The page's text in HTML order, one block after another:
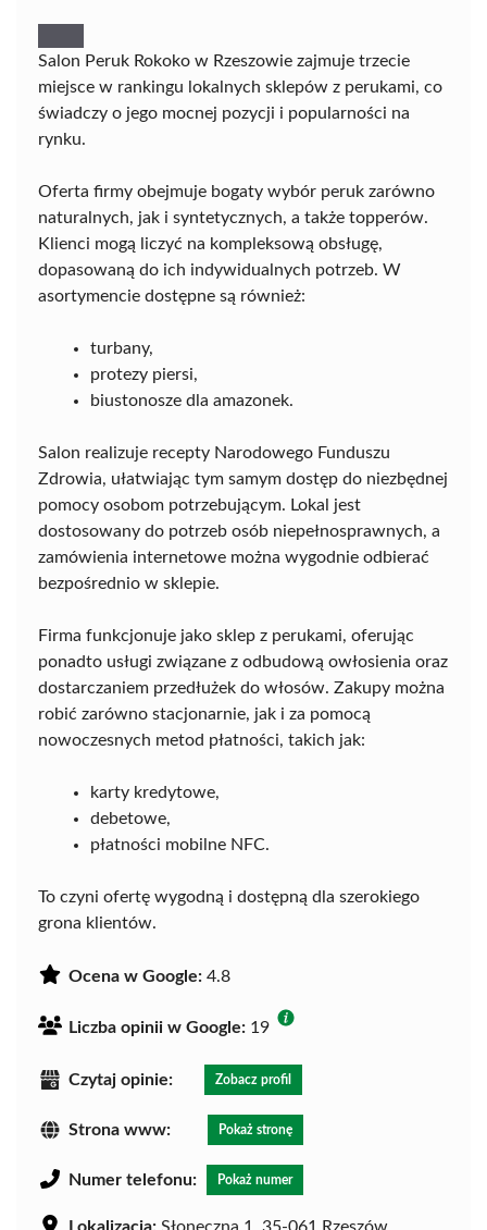
Salon Peruk Rokoko w Rzeszowie zajmuje trzecie
miejsce w rankingu lokalnych sklepów z perukami, co
świadczy o jego mocnej pozycji i popularności na
rynku.
Oferta firmy obejmuje bogaty wybór peruk zarówno
naturalnych, jak i syntetycznych, a także topperów.
Klienci mogą liczyć na kompleksową obsługę,
dopasowaną do ich indywidualnych potrzeb. W
asortymencie dostępne są również:
turbany,
protezy piersi,
biustonosze dla amazonek.
Salon realizuje recepty Narodowego Funduszu
Zdrowia, ułatwiając tym samym dostęp do niezbędnej
pomocy osobom potrzebującym. Lokal jest
dostosowany do potrzeb osób niepełnosprawnych, a
zamówienia internetowe można wygodnie odbierać
bezpośrednio w sklepie.
Firma funkcjonuje jako sklep z perukami, oferując
ponadto usługi związane z odbudową owłosienia oraz
dostarczaniem przedłużek do włosów. Zakupy można
robić zarówno stacjonarnie, jak i za pomocą
nowoczesnych metod płatności, takich jak:
karty kredytowe,
debetowe,
płatności mobilne NFC.
To czyni ofertę wygodną i dostępną dla szerokiego
grona klientów.
Ocena w Google: 4.8
Liczba opinii w Google: 19
Czytaj opinie: Zobacz profil
Strona www: Pokaż stronę
Numer telefonu: Pokaż numer
Lokalizacja: Słoneczna 1, 35-061 Rzeszów